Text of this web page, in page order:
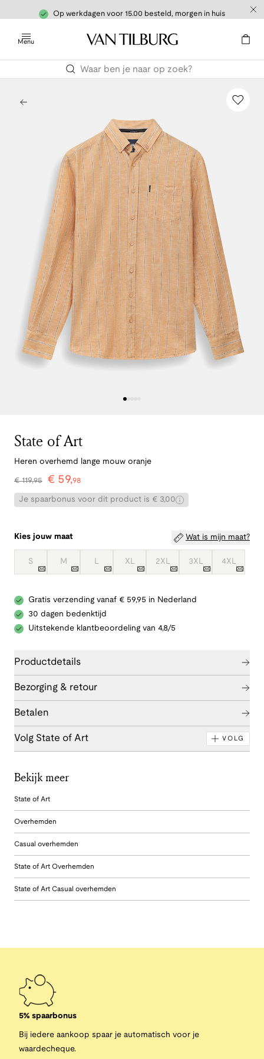
Op werkdagen voor 15.00 besteld, morgen in huis
Menu
State of Art
Heren overhemd lange mouw oranje
€119,95 € 59,98
Je spaarbonus voor dit product is € 3,00
Kies jouw maat Wat is mijn maat?
S M L XL 2XL 3XL 4XL
Gratis verzending vanaf € 59,95 in Nederland
30 dagen bedenktijd
Uitstekende klantbeoordeling van 4,8/5
Productdetails
Bezorging & retour
Betalen
Volg State of Art VOLG
Bekijk meer
State of Art
Overhemden
Casual overhemden
State of Art Overhemden
State of Art Casual overhemden
5% spaarbonus
Bij iedere aankoop spaar je automatisch voor je
waardecheque.